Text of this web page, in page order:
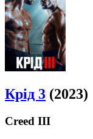
Крід 3 (2023)
Creed III